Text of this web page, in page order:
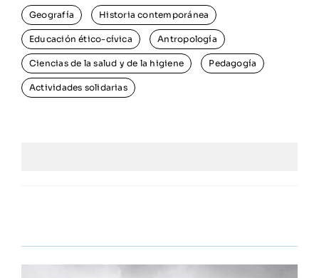
Geografía Historia contemporánea
Educación ético-cívica Antropología
Ciencias de la salud y de la higiene Pedagogía
Actividades solidarias